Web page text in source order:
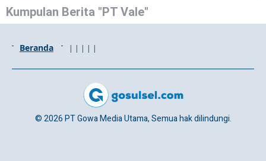
Kumpulan Berita "PT Vale"
Beranda | | | | |
© 2026 PT Gowa Media Utama, Semua hak dilindungi.